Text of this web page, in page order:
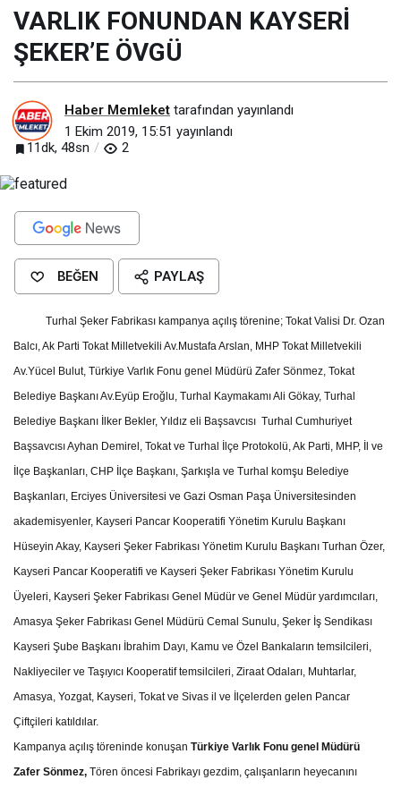
VARLIK FONUNDAN KAYSERİ
ŞEKER’E ÖVGÜ
Haber Memleket tarafından yayınlandı
1 Ekim 2019, 15:51 yayınlandı
11dk, 48sn
2
BEĞEN PAYLAŞ
Turhal Şeker Fabrikası kampanya açılış törenine; Tokat Valisi Dr. Ozan
Balcı, Ak Parti Tokat Milletvekili Av.Mustafa Arslan, MHP Tokat Milletvekili
Av.Yücel Bulut, Türkiye Varlık Fonu genel Müdürü Zafer Sönmez, Tokat
Belediye Başkanı Av.Eyüp Eroğlu, Turhal Kaymakamı Ali Gökay, Turhal
Belediye Başkanı İlker Bekler, Yıldız eli Başsavcısı Turhal Cumhuriyet
Başsavcısı Ayhan Demirel, Tokat ve Turhal İlçe Protokolü, Ak Parti, MHP, İl ve
İlçe Başkanları, CHP İlçe Başkanı, Şarkışla ve Turhal komşu Belediye
Başkanları, Erciyes Üniversitesi ve Gazi Osman Paşa Üniversitesinden
akademisyenler, Kayseri Pancar Kooperatifi Yönetim Kurulu Başkanı
Hüseyin Akay, Kayseri Şeker Fabrikası Yönetim Kurulu Başkanı Turhan Özer,
Kayseri Pancar Kooperatifi ve Kayseri Şeker Fabrikası Yönetim Kurulu
Üyeleri, Kayseri Şeker Fabrikası Genel Müdür ve Genel Müdür yardımcıları,
Amasya Şeker Fabrikası Genel Müdürü Cemal Sunulu, Şeker İş Sendikası
Kayseri Şube Başkanı İbrahim Dayı, Kamu ve Özel Bankaların temsilcileri,
Nakliyeciler ve Taşıyıcı Kooperatif temsilcileri, Ziraat Odaları, Muhtarlar,
Amasya, Yozgat, Kayseri, Tokat ve Sivas il ve İlçelerden gelen Pancar
Çiftçileri katıldılar.
Kampanya açılış töreninde konuşanTürkiye Varlık Fonu genel Müdürü
Zafer Sönmez,Tören öncesi Fabrikayı gezdim, çalışanların heyecanını